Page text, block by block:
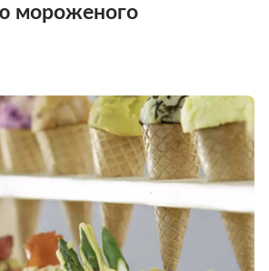
мороженого